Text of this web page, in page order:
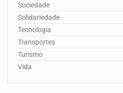
Sociedade
Solidariedade
Tecnologia
Transportes
Turismo
Vida